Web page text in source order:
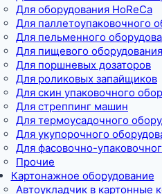
Для оборудования HoReCa
Для паллетоупаковочного
Для пельменного
Для пищевого оборудования
Для поршневых дозаторов
Для роликовых запайщиков
Для скин упаковочного
Для стреппинг машин
Для термоусадочного
Для укупорочного
Для фасовочно-
Прочие
Картонажное оборудование
Автоукладчик в картонные